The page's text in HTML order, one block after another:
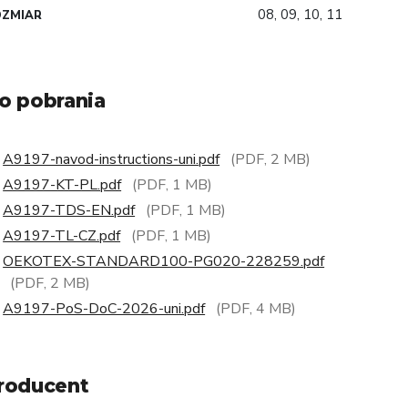
08, 09, 10, 11
pobrania
A9197-navod-instructions-uni.pdf (PDF, 2 MB)
A9197-KT-PL.pdf (PDF, 1 MB)
A9197-TDS-EN.pdf (PDF, 1 MB)
A9197-TL-CZ.pdf (PDF, 1 MB)
OEKOTEX-STANDARD100-PG020-228259.pdf
(PDF, 2 MB)
A9197-PoS-DoC-2026-uni.pdf (PDF, 4 MB)